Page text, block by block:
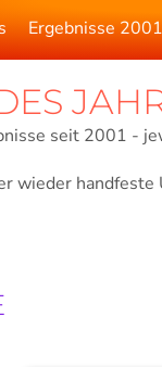
Ergebnisse
seit 2001 -
wieder